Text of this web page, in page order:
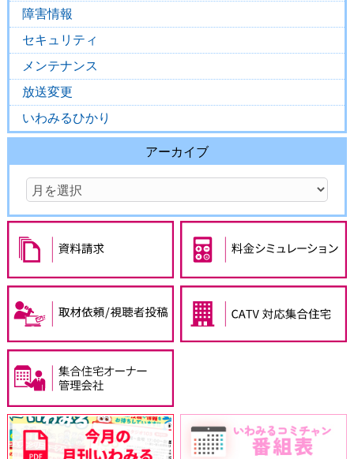
障害情報
セキュリティ
メンテナンス
放送変更
いわみるひかり
アーカイブ